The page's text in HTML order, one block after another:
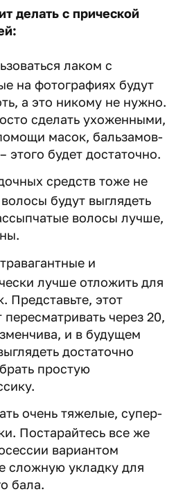
делать с прической
лаком с
на фотографиях будут
а это никому не нужно.
сделать ухоженными,
масок, бальзамов-
этого будет достаточно.
средств тоже не
будут выглядеть
волосы лучше,
и
лучше отложить для
Представьте, этот
через 20,
и в будущем
достаточно
простую
очень тяжелые, супер-
Постарайтесь все же
вариантом
сложную укладку для
бала.